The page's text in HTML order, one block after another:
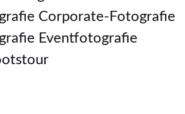
Corporate-Fotografie
Eventfotografie